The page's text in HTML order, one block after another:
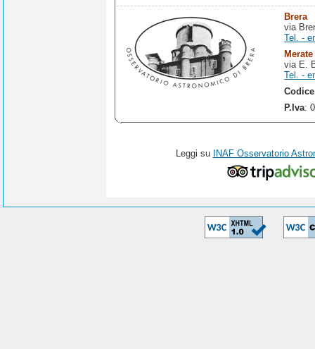
Brera
via
Tel. -
Merate
via E.
Tel. -
P.Iva:
Leggi su INAF Osservatorio